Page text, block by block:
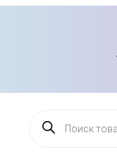
Поиск
товаров